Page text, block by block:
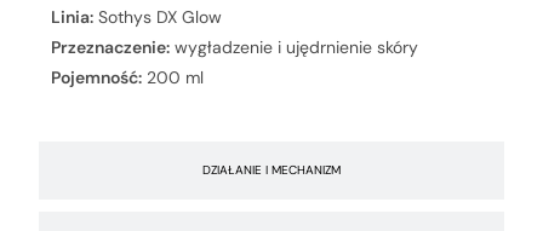
DZIAŁANIE I MECHANIZM
Linia: Sothys DX Glow
Przeznaczenie: wygładzenie i ujędrnienie skóry
Pojemność: 200 ml